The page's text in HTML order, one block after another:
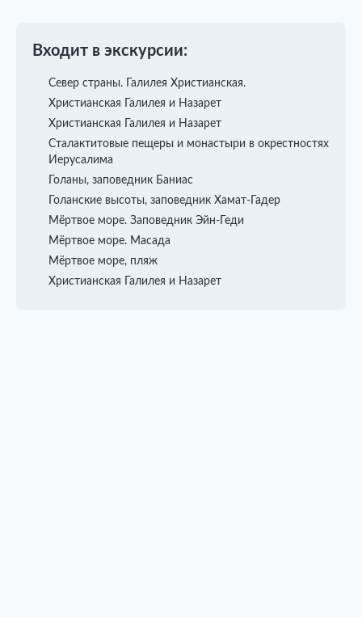
Входит в экскурсии:
Север страны. Галилея Христианская.
Христианская Галилея и Назарет
Христианская Галилея и Назарет
Сталактитовые пещеры и монастыри в окрестностях
Иерусалима
Голаны, заповедник Баниас
Голанские высоты, заповедник Хамат-Гадер
Мёртвое море. Заповедник Эйн-Геди
Мёртвое море. Масада
Мёртвое море, пляж
Христианская Галилея и Назарет